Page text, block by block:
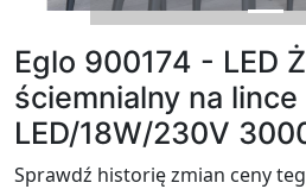
Eglo 900174 - LED
ściemnialny na lince
LED/18W/230V
Sprawdź historię zmian ceny